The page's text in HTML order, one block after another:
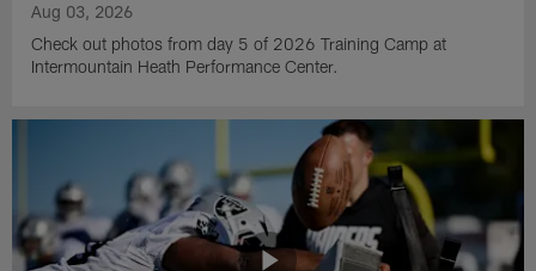
Aug 03, 2026
Check out photos from day 5 of 2026 Training Camp at
Intermountain Heath Performance Center.